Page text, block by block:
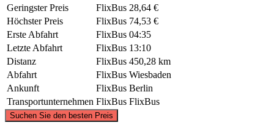
Geringster Preis
FlixBus 28,64 €
Höchster Preis
FlixBus 74,53 €
Erste Abfahrt
FlixBus 04:35
Letzte Abfahrt
FlixBus 13:10
Distanz
FlixBus 450,28 km
Abfahrt
FlixBus Wiesbaden
Ankunft
FlixBus Berlin
Transportunternehmen FlixBus FlixBus
Suchen Sie den besten Preis
©CARTO